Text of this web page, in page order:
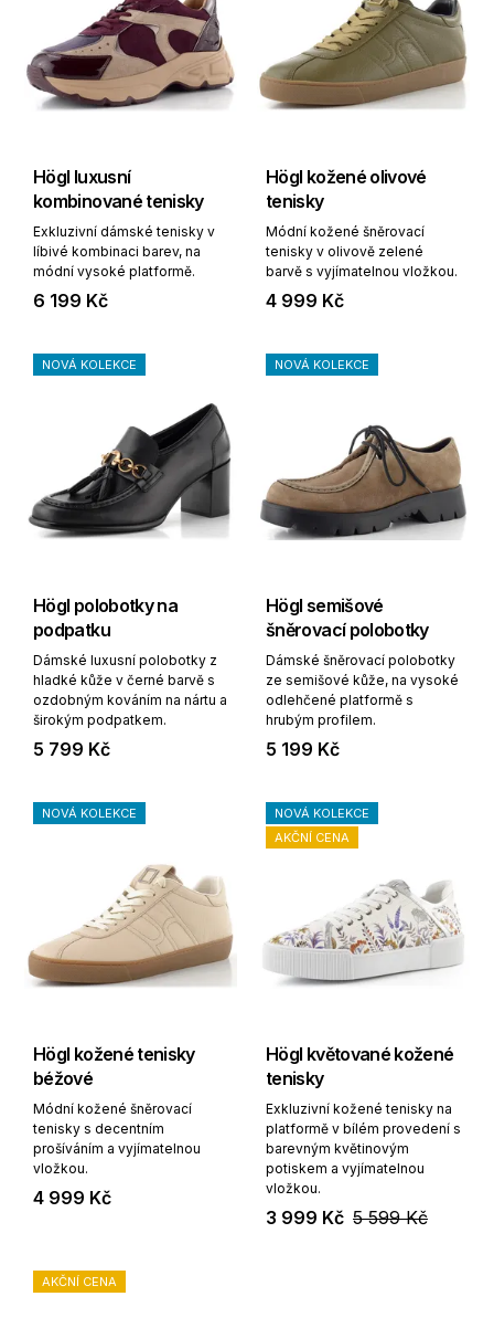
Högl luxusní
kombinované tenisky
Exkluzivní dámské tenisky v
líbivé kombinaci barev, na
módní vysoké platformě.
6 199 Kč
Högl kožené olivové
tenisky
Módní kožené šněrovací
tenisky v olivově zelené
barvě s vyjímatelnou vložkou.
4 999 Kč
NOVÁ KOLEKCE
Högl polobotky na
podpatku
Dámské luxusní polobotky z
hladké kůže v černé barvě s
ozdobným kováním na nártu a
širokým podpatkem.
5 799 Kč
NOVÁ KOLEKCE
Högl semišové
šněrovací polobotky
Dámské šněrovací polobotky
ze semišové kůže, na vysoké
odlehčené platformě s
hrubým profilem.
5 199 Kč
NOVÁ KOLEKCE
Högl kožené tenisky
béžové
Módní kožené šněrovací
tenisky s decentním
prošíváním a vyjímatelnou
vložkou.
4 999 Kč
NOVÁ KOLEKCE
AKČNÍ CENA
Högl květované kožené
tenisky
Exkluzivní kožené tenisky na
platformě v bílém provedení s
barevným květinovým
potiskem a vyjímatelnou
vložkou.
3 999 Kč 5 599 Kč
AKČNÍ CENA